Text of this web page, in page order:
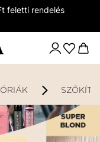
feletti rendelés